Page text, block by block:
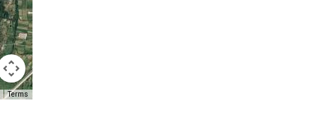
Terms